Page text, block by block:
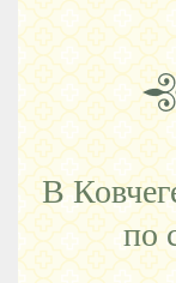
В
по